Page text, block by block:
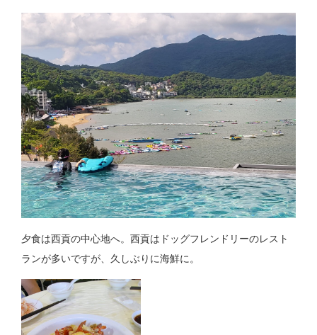
夕食は西貢の中心地へ。西貢はドッグフレンドリーのレスト
ランが多いですが、久しぶりに海鮮に。